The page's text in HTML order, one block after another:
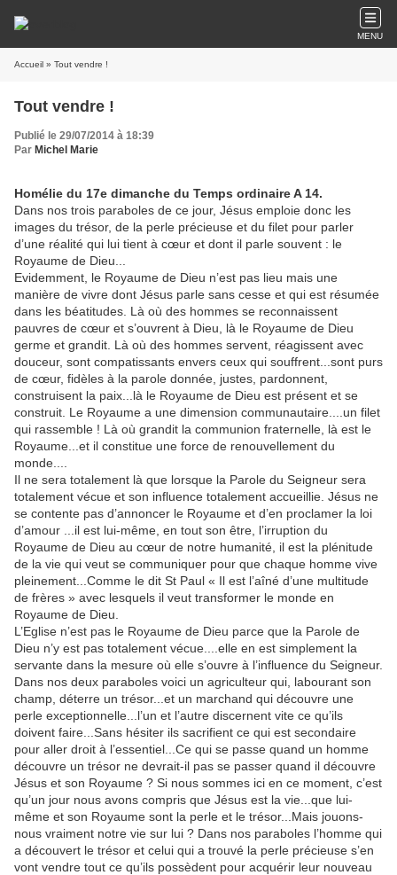
MENU
Accueil » Tout vendre !
Tout vendre !
Publié le 29/07/2014 à 18:39
Par Michel Marie
Homélie du 17e dimanche du Temps ordinaire A 14.
Dans nos trois paraboles de ce jour, Jésus emploie donc les
images du trésor, de la perle précieuse et du filet pour parler
d’une réalité qui lui tient à cœur et dont il parle souvent : le
Royaume de Dieu...
Evidemment, le Royaume de Dieu n’est pas lieu mais une
manière de vivre dont Jésus parle sans cesse et qui est résumée
dans les béatitudes. Là où des hommes se reconnaissent
pauvres de cœur et s’ouvrent à Dieu, là le Royaume de Dieu
germe et grandit. Là où des hommes servent, réagissent avec
douceur, sont compatissants envers ceux qui souffrent...sont purs
de cœur, fidèles à la parole donnée, justes, pardonnent,
construisent la paix...là le Royaume de Dieu est présent et se
construit. Le Royaume a une dimension communautaire....un filet
qui rassemble ! Là où grandit la communion fraternelle, là est le
Royaume...et il constitue une force de renouvellement du
monde....
Il ne sera totalement là que lorsque la Parole du Seigneur sera
totalement vécue et son influence totalement accueillie. Jésus ne
se contente pas d’annoncer le Royaume et d’en proclamer la loi
d’amour ...il est lui-même, en tout son être, l’irruption du
Royaume de Dieu au cœur de notre humanité, il est la plénitude
de la vie qui veut se communiquer pour que chaque homme vive
pleinement...Comme le dit St Paul « Il est l’aîné d’une multitude
de frères » avec lesquels il veut transformer le monde en
Royaume de Dieu.
L’Eglise n’est pas le Royaume de Dieu parce que la Parole de
Dieu n’y est pas totalement vécue....elle en est simplement la
servante dans la mesure où elle s’ouvre à l’influence du Seigneur.
Dans nos deux paraboles voici un agriculteur qui, labourant son
champ, déterre un trésor...et un marchand qui découvre une
perle exceptionnelle...l’un et l’autre discernent vite ce qu’ils
doivent faire...Sans hésiter ils sacrifient ce qui est secondaire
pour aller droit à l’essentiel...Ce qui se passe quand un homme
découvre un trésor ne devrait-il pas se passer quand il découvre
Jésus et son Royaume ? Si nous sommes ici en ce moment, c’est
qu’un jour nous avons compris que Jésus est la vie...que lui-
même et son Royaume sont la perle et le trésor...Mais jouons-
nous vraiment notre vie sur lui ? Dans nos paraboles l’homme qui
a découvert le trésor et celui qui a trouvé la perle précieuse s’en
vont vendre tout ce qu’ils possèdent pour acquérir leur nouveau